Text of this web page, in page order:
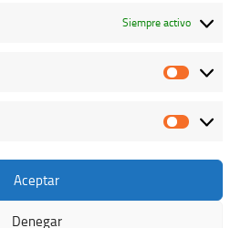
Siempre activo
Aceptar
Denegar
de Cáceres © 2026. Todos los